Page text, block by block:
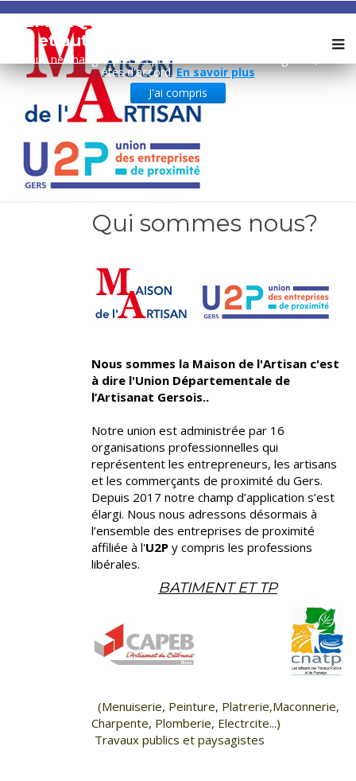
REMARQUE ! Ce site utilise des cookies
et autres technologies similaires.
Si vous ne changez pas les paramètres de votre navigateur, vous
êtes d'accord.En savoir plus
J'ai compris
Qui sommes nous?
Nous sommes la Maison de l'Artisan c'est
à dire l'Union Départementale de
l’Artisanat Gersois..
Notre union est administrée par 16
organisations professionnelles qui
représentent les entrepreneurs, les artisans
et les commerçants de proximité du Gers.
Depuis 2017 notre champ d’application s’est
élargi. Nous nous adressons désormais à
l’ensemble des entreprises de proximité
affiliée à l'U2P y compris les professions
libérales.
BATIMENT ET TP
(Menuiserie, Peinture, Platrerie,Maconnerie,
Charpente, Plomberie, Electrcite...)
Travaux publics et paysagistes